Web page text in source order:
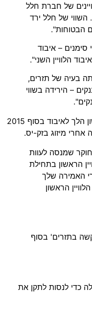
של חברת חלל
השווי של חלל ירד
הבטוחות".
– איבוד
הלוויין השני".
בעיה של תזרים,
– הירידה בשווי
לשאלת השופטת הובהר: הלוויין הראשון הלך לאיבוד בסוף 2015
שמנסה לעוות
הראשון בתחילת
האמירה שלך
הראשון
בתזרים' בסוף
כדי לנסות לתקן את